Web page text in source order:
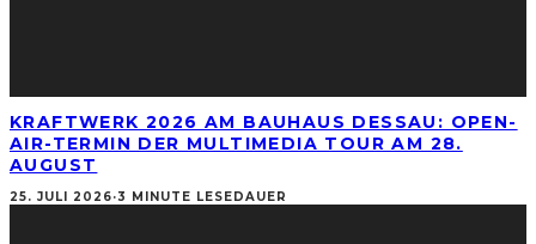
KRAFTWERK 2026 AM BAUHAUS DESSAU: OPEN-
AIR-TERMIN DER MULTIMEDIA TOUR AM 28.
AUGUST
25. JULI 2026·3 MINUTE LESEDAUER